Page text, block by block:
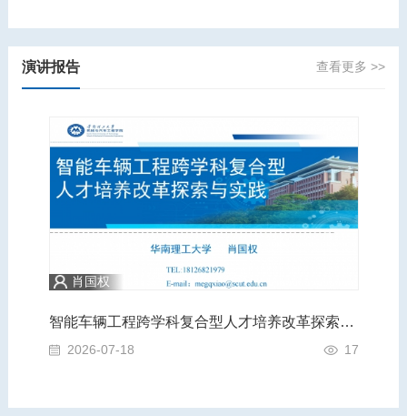
演讲报告 查看更多 >>
肖国权
智能车辆工程跨学科复合型人才培养改革探索与实践
2026-07-18 17